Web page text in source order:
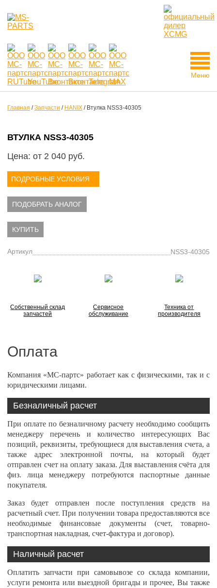
Меню
Главная /Запчасти / HANIX / Втулка NSS3-40305
ВТУЛКА NSS3-40305
Цена: от 2 040 руб.
ПОДРОБНЫЕ УСЛОВИЯ
ПОДОБРАТЬ АНАЛОГ
КУПИТЬ
Артикул NSS3-40305
Собственный склад
запчастей
Сервисное
обслуживание
Техника от
производителя
Оплата
Компания «МС-партс» работает как с физическими, так и с
юридическими лицами.
Безналичный расчет
При оплате по безналичному расчету необходимо сообщить
менеджеру перечень и количество интересующих Вас
позиций, реквизиты, требующиеся для выставления счета, а
также адрес электронной почты, на который будет
отправлен счет на оплату заказа. Для выставления счёта для
физ. лица менеджеру потребуются паспортные данные
покупателя.
Заказ будет отправлен после поступления средств на
расчетный счет. При получении товара предоставляются все
необходимые финансовые документы (счет, товарно-
транспортная накладная, счет-фактура и договор).
Наличный расчет
Оплатить запчасти при самовывозе со склада компании,
услуги ремонта или выездной бригады и прочее, Вы также